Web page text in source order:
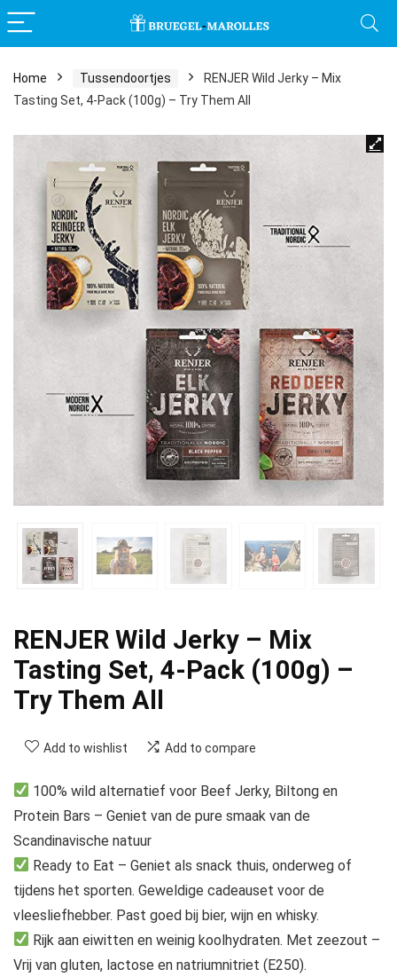
Home Tussendoortjes
RENJER Wild Jerky – Mix
Tasting Set, 4-Pack (100g) – Try Them All
RENJER Wild Jerky – Mix
Tasting Set, 4-Pack (100g) –
Try Them All
Add to wishlist Add to compare
100% wild alternatief voor Beef Jerky, Biltong en
Protein Bars – Geniet van de pure smaak van de
Scandinavische natuur
Ready to Eat – Geniet als snack thuis, onderweg of
tijdens het sporten. Geweldige cadeauset voor de
vleesliefhebber. Past goed bij bier, wijn en whisky.
Rijk aan eiwitten en weinig koolhydraten. Met zeezout –
Vrij van gluten, lactose en natriumnitriet (E250).